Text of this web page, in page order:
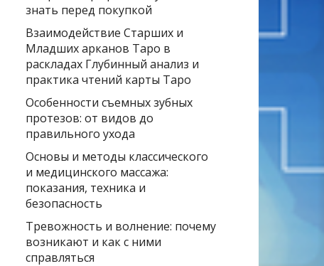
знать перед покупкой
Взаимодействие Старших и
Младших арканов Таро в
раскладах Глубинный анализ и
практика чтений карты Таро
Особенности съемных зубных
протезов: от видов до
правильного ухода
Основы и методы классического
и медицинского массажа:
показания, техника и
безопасность
Тревожность и волнение: почему
возникают и как с ними
справляться